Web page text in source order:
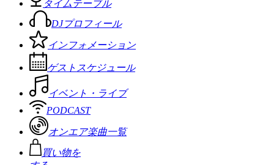
タイムテーブル
DJプロフィール
インフォメーション
ゲストスケジュール
イベント・ライブ
PODCAST
オンエア楽曲一覧
買い物を